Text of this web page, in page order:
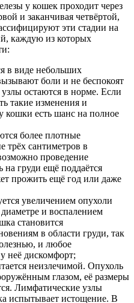
у кошек проходит через
и заканчивая четвёртой,
эти стадии на
каждую из которых
в виде небольших
боли и не беспокоят
остаются в норме. Если
такие изменения и
кошки есть шанс на полное
более плотные
трёх сантиметров в
проведение
на груди ещё поддаётся
прожить ещё год или даже
увеличением опухоли
и воспалением
становится
в области груди, так
и любое
неё дискомфорт;
неизлечимой. Опухоль
глазом, её размеры
Лимфатические узлы
испытывает истощение. В